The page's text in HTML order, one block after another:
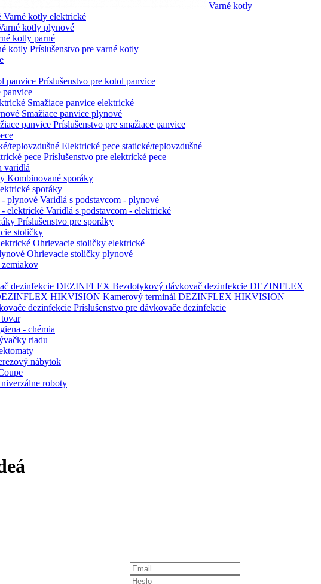
Varné kotly
Varné kotly elektrické
kotly plynové
kotly parné
Príslušenstvo pre varné kotly
Príslušenstvo pre kotol panvice
panvice
Smažiace panvice elektrické
Smažiace panvice plynové
Príslušenstvo pre smažiace panvice
Elektrické pece statické/teplovzdušné
Príslušenstvo pre elektrické pece
varidlá
Kombinované sporáky
sporáky
Varidlá s podstavcom - plynové
Varidlá s podstavcom - elektrické
Príslušenstvo pre sporáky
stoličky
Ohrievacie stoličky elektrické
Ohrievacie stoličky plynové
Bezdotykový dávkovač dezinfekcie DEZINFLEX
Kamerový terminál DEZINFLEX HIKVISION
Príslušenstvo pre dávkovače dezinfekcie
- chémia
riadu
nábytok
roboty